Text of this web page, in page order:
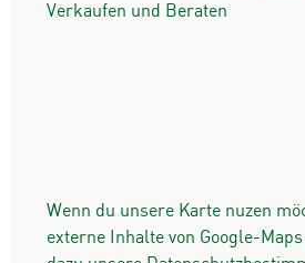
Verkaufen und Beraten
Wenn du unsere Karte nuzen
externe Inhalte von Google-